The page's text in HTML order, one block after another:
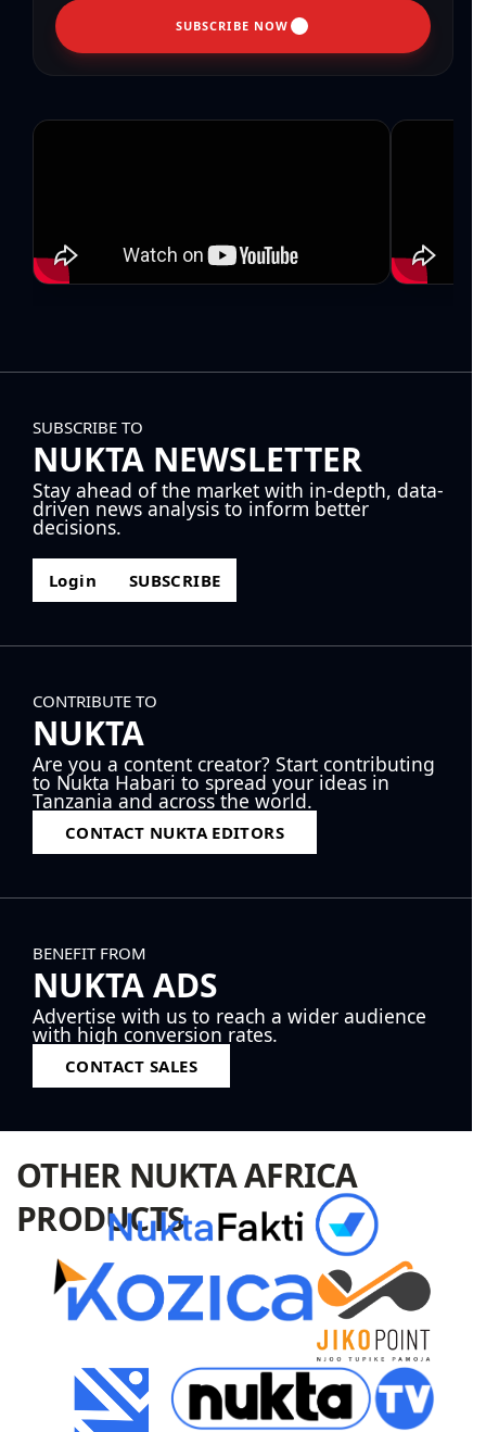
SUBSCRIBE NOW
SUBSCRIBE TO
NUKTA NEWSLETTER
Stay ahead of the market with in-depth, data-
driven news analysis to inform better
decisions.
Login SUBSCRIBE
CONTRIBUTE TO
NUKTA
Are you a content creator? Start contributing
to Nukta Habari to spread your ideas in
Tanzania and across the world.
CONTACT NUKTA EDITORS
BENEFIT FROM
NUKTA ADS
Advertise with us to reach a wider audience
with high conversion rates.
CONTACT SALES
OTHER NUKTA AFRICA
PRODUCTS